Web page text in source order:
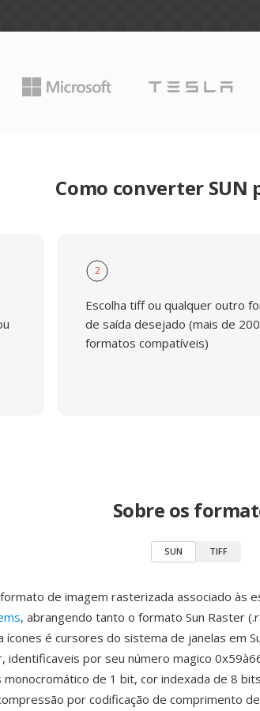
Como converter SUN
2
Escolha tiff ou qualquer outro
de saída desejado (mais de 200
formatos compatíveis)
Sobre os
SUN TIFF
de imagem rasterizada associado às
, abrangendo tanto o formato Sun Raster
ícones é cursores do sistema de janelas em
identificaveis por seu número magico
de 1 bit, cor indexada de 8
por codificação de comprimento